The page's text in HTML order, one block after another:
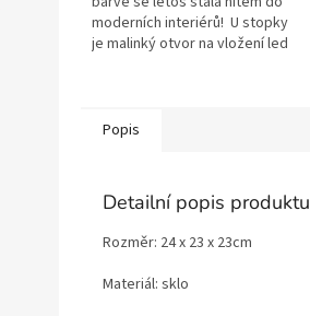
moderních interiérů! U stopky
je malinký otvor na vložení led
Popis
Detailní popis produktu
Rozměr: 24 x 23 x 23cm
Materiál: sklo